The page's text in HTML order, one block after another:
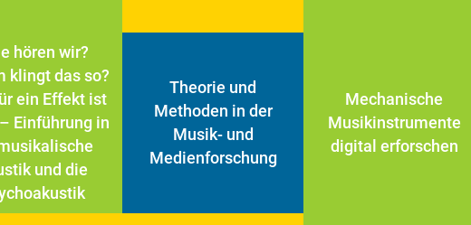
hören wir?
klingt das so?
ein Effekt ist
Einführung in
und die
Theorie und
Methoden in der
Musik- und
Medienforschung
Mechanische
Musikinstrumente
digital erforschen